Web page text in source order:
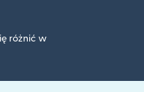
różnić w